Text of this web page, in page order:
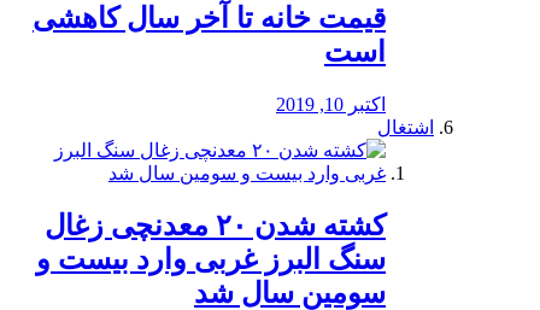
قیمت خانه تا آخر سال کاهشی
است
اکتبر 10, 2019
اشتغال
کشته شدن ۲۰ معدنچی زغال
سنگ البرز غربی وارد بیست و
سومین سال شد